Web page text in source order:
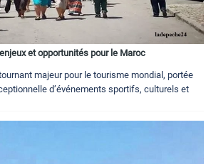
et opportunités pour le Maroc
majeur pour le tourisme mondial, portée
d’événements sportifs, culturels et